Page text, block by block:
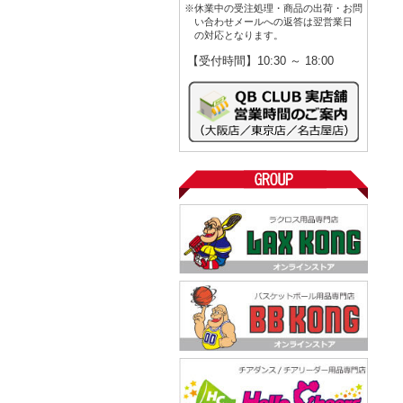
※休業中の受注処理・商品の出荷・お問
い合わせメールへの返答は翌営業日
の対応となります。
【受付時間】10:30 ～ 18:00